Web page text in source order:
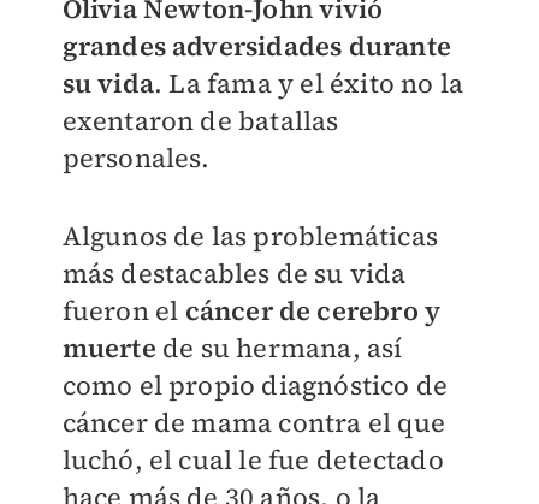
Olivia Newton-John vivió
grandes adversidades durante
su vida. La fama y el éxito no la
exentaron de batallas
personales.
Algunos de las problemáticas
más destacables de su vida
fueron el cáncer de cerebro y
muerte de su hermana, así
como el propio diagnóstico de
cáncer de mama contra el que
luchó, el cual le fue detectado
hace más de 30 años, o la